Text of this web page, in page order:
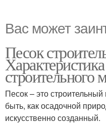
Вас может
Песок
строительного
Песок – это
быть, как осадочной
искусственно созданный.